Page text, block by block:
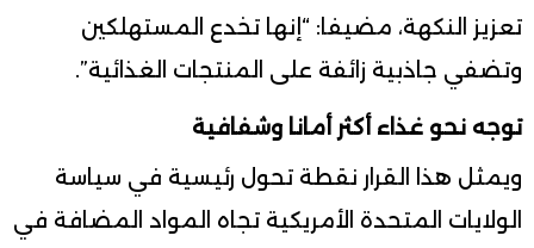
تعزيز النكهة، مضيفا: “إنها تخدع المستهلكين
وتضفي جاذبية زائفة على المنتجات الغذائية”.
توجه نحو غذاء أكثر أمانا وشفافية
ويمثل هذا القرار نقطة تحول رئيسية في سياسة
الولايات المتحدة الأمريكية تجاه المواد المضافة في